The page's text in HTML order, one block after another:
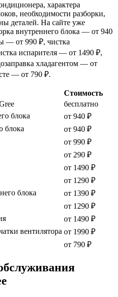
характера
необходимости разборки,
деталей. На сайте уже
внутреннего блока — от 940
— от 990 ₽, чистка
испарителя — от 1490 ₽,
хладагентом — от
— от 790 ₽.
Стоимость
бесплатно
блока
от 940 ₽
блока
от 940 ₽
от 990 ₽
от 290 ₽
от 1490 ₽
от 1290 ₽
блока
от 1390 ₽
от 1290 ₽
от 1490 ₽
вентилятора от 1990 ₽
от 790 ₽